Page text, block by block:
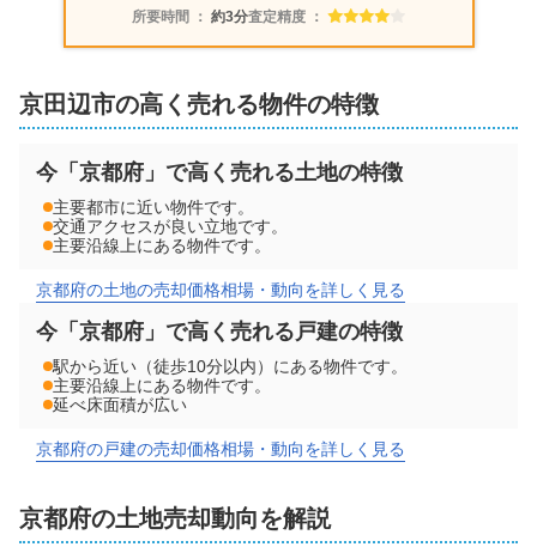
1,500
京都府京田辺市三山木柚ノ木
建物面積:77㎡ 土地面積: 100㎡
5,600万円
建物面積:146㎡ 土地面積:
所要時間 ： 約3分査定精度 ：
京田辺市の高く売れる物件の特徴
今「京都府」で高く売れる土地の特徴
主要都市に近い物件です。
交通アクセスが良い立地です。
主要沿線上にある物件です。
京都府の土地の売却価格相場・動向を詳しく見る
今「京都府」で高く売れる戸建の特徴
駅から近い（徒歩10分以内）にある物件です。
主要沿線上にある物件です。
延べ床面積が広い
京都府の戸建の売却価格相場・動向を詳しく見る
京都府の土地売却動向を解説